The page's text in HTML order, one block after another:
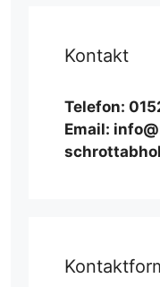
Kontakt
Telefon:
Email: